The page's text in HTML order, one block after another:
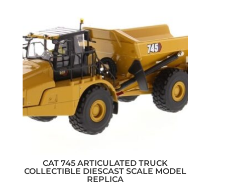
CAT 745 ARTICULATED TRUCK
COLLECTIBLE DIESCAST SCALE MODEL
REPLICA